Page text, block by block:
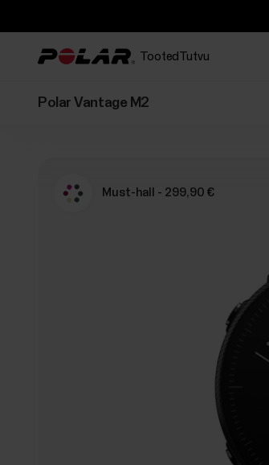
Tooted Tutvu
Polar Vantage M2
Must-hall - 299,90 €